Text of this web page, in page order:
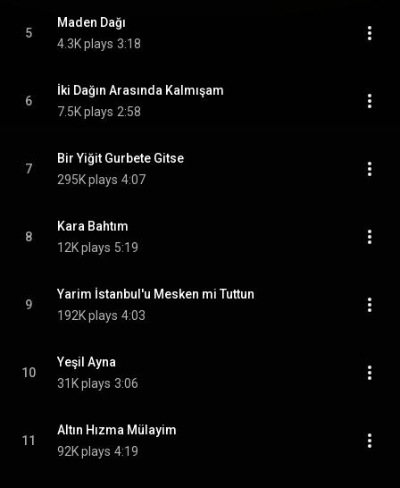
5
Maden Dağı
4.3K plays 3:18
6
İki Dağın Arasında Kalmışam
7.5K plays 2:58
7
Bir Yiğit Gurbete Gitse
295K plays 4:07
8
Kara Bahtım
12K plays 5:19
9
Yarim İstanbul'u Mesken mi Tuttun
192K plays 4:03
10
Yeşil Ayna
31K plays 3:06
11
Altın Hızma Mülayim
92K plays 4:19